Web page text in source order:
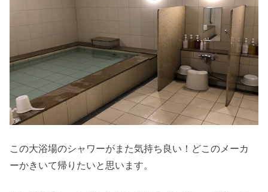
この大浴場のシャワーがまた気持ち良い！どこのメーカ
ーかきいて帰りたいと思います。